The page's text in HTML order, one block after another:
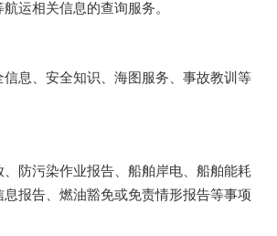
运相关信息的查询服务。
息、安全知识、海图服务、事故教训等
防污染作业报告、船舶岸电、船舶能耗
报告、燃油豁免或免责情形报告等事项